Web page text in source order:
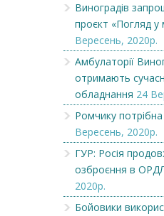
Виноградів
проєкт «Погляд у
Вересень, 2020р.
Амбулаторії
отримають
обладнання 24
Ромчику
Вересень, 2020р.
ГУР: Росія
озброєння в
2020р.
Бойовики